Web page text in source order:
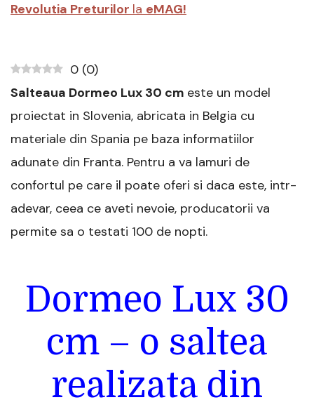
Revolutia Preturilor la eMAG!
0 (0)
Salteaua Dormeo Lux 30 cm este un model
proiectat in Slovenia, abricata in Belgia cu
materiale din Spania pe baza informatiilor
adunate din Franta. Pentru a va lamuri de
confortul pe care il poate oferi si daca este, intr-
adevar, ceea ce aveti nevoie, producatorii va
permite sa o testati 100 de nopti.
Dormeo Lux 30
cm – o saltea
realizata din